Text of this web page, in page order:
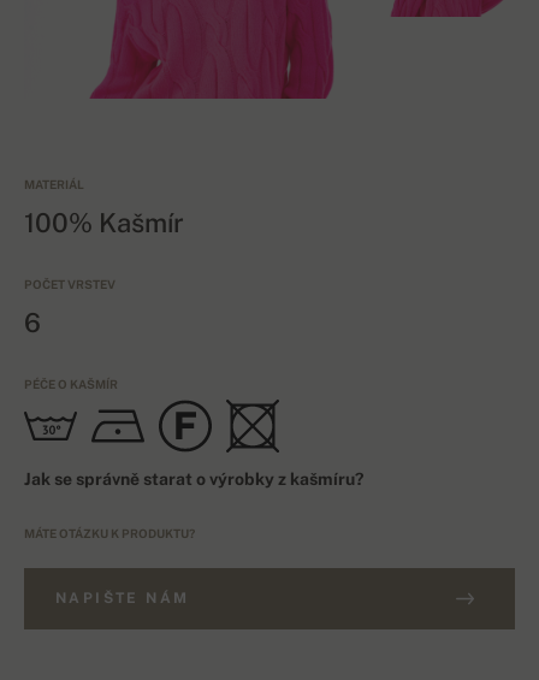
MATERIÁL
100% Kašmír
POČET VRSTEV
6
PÉČE O KAŠMÍR
Jak se správně starat o výrobky z kašmíru?
MÁTE OTÁZKU K PRODUKTU?
NAPIŠTE NÁM